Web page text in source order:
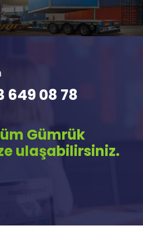
649 08 78
Gümrük
ulaşabilirsiniz.